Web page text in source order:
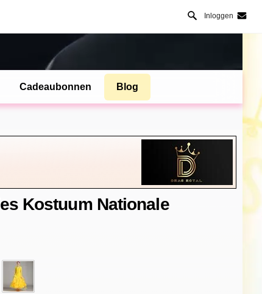
Inloggen
Cadeaubonnen Blog
Kostuum Nationale